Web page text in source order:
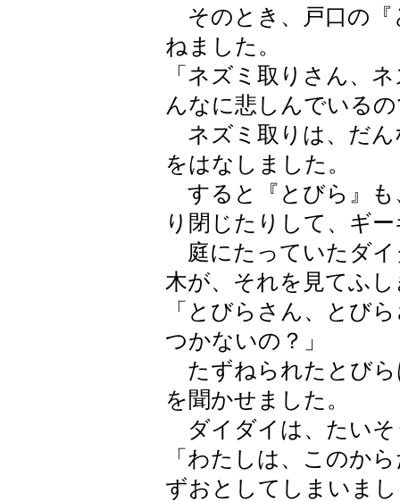
そのとき、戸口の『
ねました。
「ネズミ取りさん、
んなに悲しんでいる
ネズミ取りは、だん
をはなしました。
すると『とびら』も
り閉じたりして、ギ
庭にたっていたダ
木が、それを見てふ
「とびらさん、とび
つかないの？」
たずねられたとびら
を聞かせました。
ダイダイは、たいそ
「わたしは、このか
ずおとしてしまいま